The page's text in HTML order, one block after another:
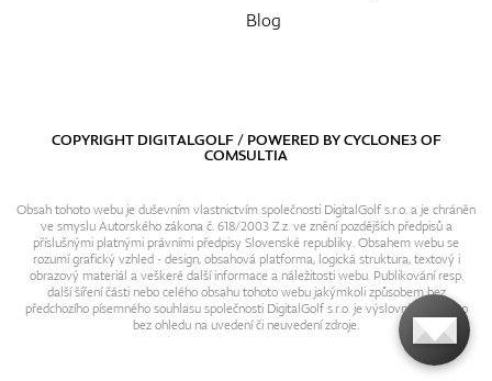
Blog
COPYRIGHT DIGITALGOLF / POWERED BYCYCLONE3OF
COMSULTIA
Obsah tohoto webu je duševním vlastnictvím společnosti DigitalGolf s.r.o. a je chráněn
ve smyslu Autorského zákona č. 618/2003 Z.z. ve znění pozdějších předpisů a
příslušnými platnými právními předpisy Slovenské republiky. Obsahem webu se
rozumí grafický vzhled - design, obsahová platforma, logická struktura, textový i
obrazový materiál a veškeré další informace a náležitosti webu. Publikování resp.
další šíření části nebo celého obsahu tohoto webu jakýmkoli způsobem bez
předchozího písemného souhlasu společnosti DigitalGolf s.r.o. je výslovně zakázáno
bez ohledu na uvedení či neuvedení zdroje.